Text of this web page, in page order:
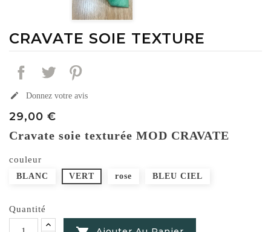
CRAVATE SOIE TEXTURE
edit Donnez votre avis
29,00 €
Cravate soie texturée MOD CRAVATE
couleur
BLANC VERT rose BLEU CIEL
Quantité